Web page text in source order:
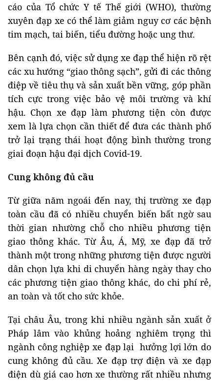
cáo của Tổ chức Y tế Thế giới (WHO), thường
xuyên đạp xe có thể làm giảm nguy cơ các bệnh
tim mạch, tai biến, tiểu đường hoặc ung thư.
Bên cạnh đó, việc sử dụng xe đạp thể hiện rõ rệt
các xu hướng “giao thông sạch”, gửi đi các thông
điệp về tiêu thụ và sản xuất bền vững, góp phần
tích cực trong việc bảo vệ môi trường và khí
hậu. Chọn xe đạp làm phương tiện còn được
xem là lựa chọn cần thiết để đưa các thành phố
trở lại trạng thái hoạt động bình thường trong
giai đoạn hậu đại dịch Covid-19.
Cung không đủ cầu
Từ giữa năm ngoái đến nay, thị trường xe đạp
toàn cầu đã có nhiều chuyển biến bất ngờ sau
thời gian nhường chỗ cho nhiều phương tiện
giao thông khác. Từ Âu, Á, Mỹ, xe đạp đã trở
thành một trong những phương tiện được người
dân chọn lựa khi di chuyển hàng ngày thay cho
các phương tiện giao thông khác, do chi phí rẻ,
an toàn và tốt cho sức khỏe.
Tại châu Âu, trong khi nhiều ngành sản xuất ở
Pháp lâm vào khủng hoảng nghiêm trọng thì
ngành công nghiệp xe đạp lại hưởng lợi lớn do
cung không đủ cầu. Xe đạp trợ điện và xe đạp
điện dù giá cao hơn xe thường rất nhiều nhưng